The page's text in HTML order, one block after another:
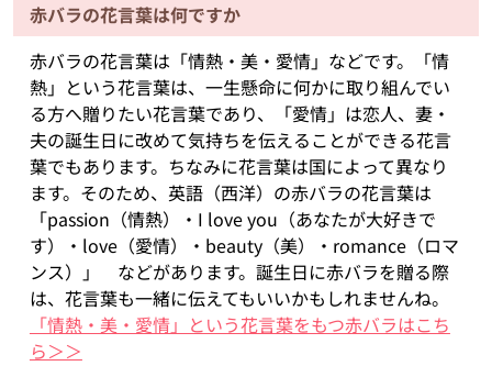
赤バラの花言葉は何ですか
赤バラの花言葉は「情熱・美・愛情」などです。「情
熱」という花言葉は、一生懸命に何かに取り組んでい
る方へ贈りたい花言葉であり、「愛情」は恋人、妻・
夫の誕生日に改めて気持ちを伝えることができる花言
葉でもあります。ちなみに花言葉は国によって異なり
ます。そのため、英語（西洋）の赤バラの花言葉は
「passion（情熱）・I love you（あなたが大好きで
す）・love（愛情）・beauty（美）・romance（ロマ
ンス）」 などがあります。誕生日に赤バラを贈る際
は、花言葉も一緒に伝えてもいいかもしれませんね。
「情熱・美・愛情」という花言葉をもつ赤バラはこち
ら＞＞